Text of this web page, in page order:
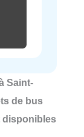
Saint-
de bus
disponibles